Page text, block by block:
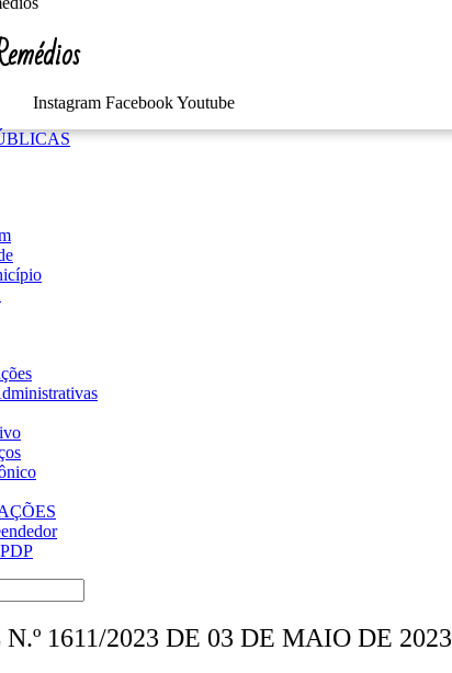
Instagram FacebookYoutube
1611/2023 DE 03 DE MAIO DE 2023